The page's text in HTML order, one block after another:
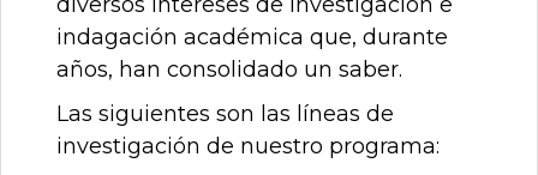
indagación académica que, durante
años, han consolidado un saber.
Las siguientes son las líneas de
investigación de nuestro programa: